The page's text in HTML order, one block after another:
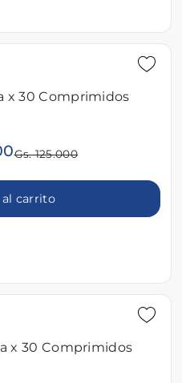
x 30 Comprimidos
Gs. 125.000
carrito
x 30 Comprimidos